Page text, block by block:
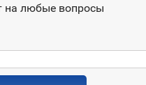
на любые вопросы